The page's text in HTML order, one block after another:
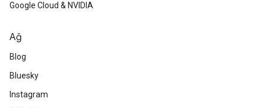
Google Cloud & NVIDIA
Ağ
Blog
Bluesky
Instagram